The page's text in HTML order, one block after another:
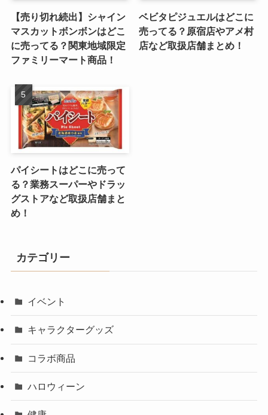
【売り切れ続出】シャイン
マスカットボンボンはどこ
に売ってる？関東地域限定
ファミリーマート商品！
ベビタピジュエルはどこに
売ってる？原宿店やアメ村
店など取扱店舗まとめ！
パイシートはどこに売って
る？業務スーパーやドラッ
グストアなど取扱店舗まと
め！
カテゴリー
イベント
キャラクターグッズ
コラボ商品
ハロウィーン